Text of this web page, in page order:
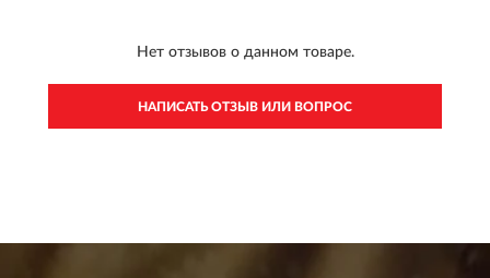
Нет отзывов о данном товаре.
НАПИСАТЬ ОТЗЫВ ИЛИ ВОПРОС